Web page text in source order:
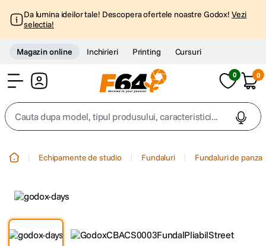
Da lumina ideilor tale! Descopera ofertele noastre Godox! Vezi
selectia!
Magazin online Inchirieri Printing Cursuri
0 0
Cauta dupa model, tipul produsului, caracteristici...
3. trepied telefon
Echipamente de studio Fundaluri Fundaluri de panza